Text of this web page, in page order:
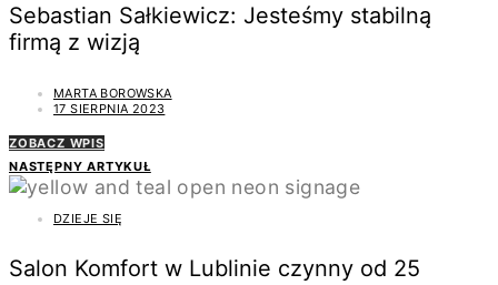
Sebastian Sałkiewicz: Jesteśmy stabilną
firmą z wizją
MARTA BOROWSKA
17 SIERPNIA 2023
ZOBACZ WPIS
NASTĘPNY ARTYKUŁ
DZIEJE SIĘ
Salon Komfort w Lublinie czynny od 25